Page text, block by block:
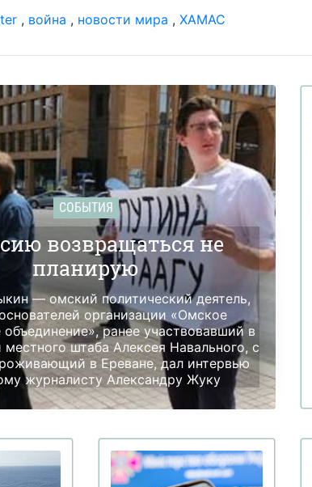
, война , новости мира , ХАМАС
СОБЫТИЯ
возвращаться не
планирую
— омский политический деятель,
организации «Омское
ранее участвовавший в
местного штаба Алексея Навального, с
в Ереване, дал интервью
журналисту Александру Жуку